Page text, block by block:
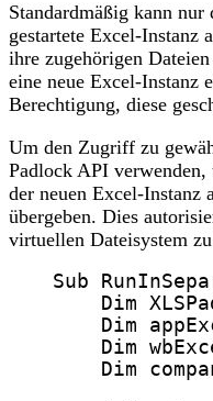
Standardmäßig kann
gestartete Excel-Instanz
ihre zugehörigen
eine neue Excel-Instanz
Berechtigung, diese
Um den Zugriff zu
Padlock API
der neuen Excel-Instanz
übergeben. Dies
virtuellen Dateisystem
Sub
Dim
Dim
Dim
Dim